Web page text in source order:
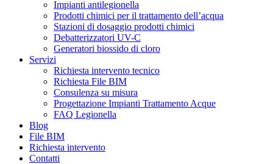
Impianti antilegionella
Prodotti chimici per il trattamento dell’acqua
Stazioni di dosaggio prodotti chimici
Debatterizzatori UV-C
Generatori biossido di cloro
Servizi
Richiesta intervento tecnico
Richiesta File BIM
Consulenza su misura
Progettazione Impianti Trattamento Acque
FAQ Legionella
Blog
File BIM
Richiesta intervento
Contatti